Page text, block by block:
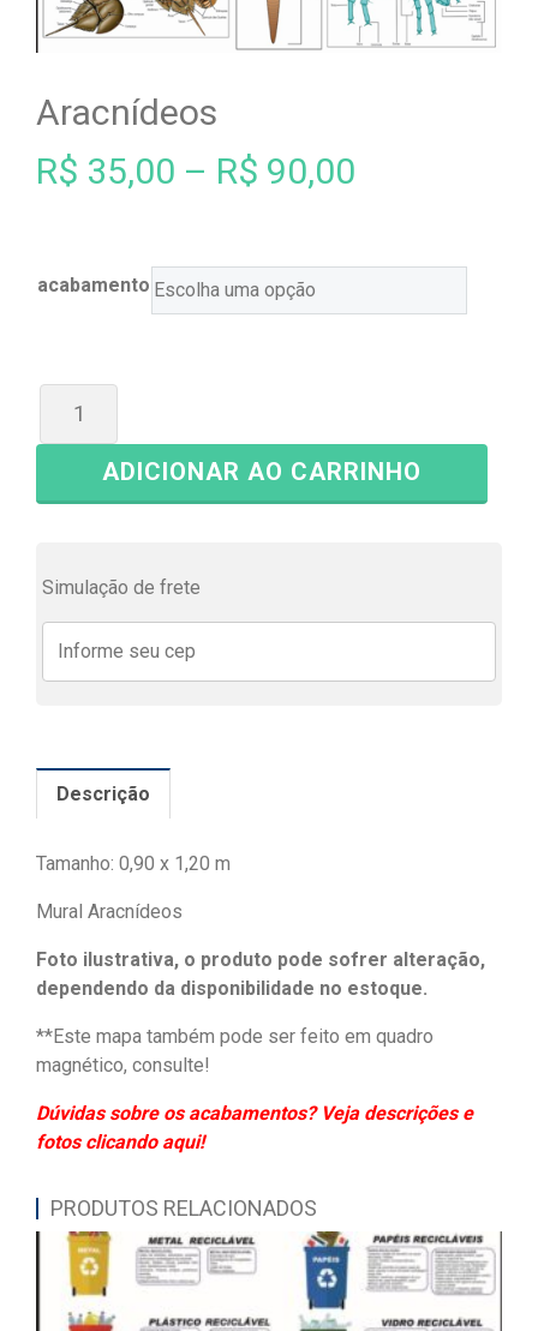
Aracnídeos
R$ 35,00 – R$ 90,00
acabamento
ADICIONAR AO CARRINHO
Simulação de frete
Descrição
Tamanho: 0,90 x 1,20 m
Mural Aracnídeos
Foto ilustrativa, o produto pode sofrer alteração,
dependendo da disponibilidade no estoque.
**Este mapa também pode ser feito em quadro
magnético, consulte!
Dúvidas sobre os acabamentos? Veja descrições e
fotos clicando aqui!
PRODUTOS RELACIONADOS